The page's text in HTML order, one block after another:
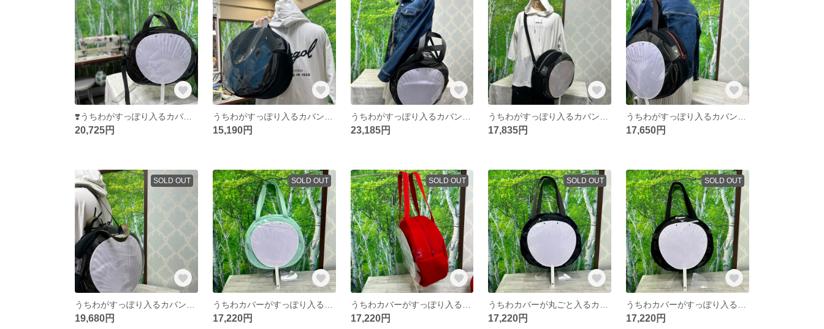
❣️うちわがすっぽり入るカバン❣️しもぶくれ❣️ショルダー型 持ち手35cmグレーファスナー スナップボタンアンティークゴールド（中央のみ）
20,725円 15,190円 23,185円 17,835円 17,650円
SOLD OUT
19,680円
SOLD OUT
17,220円
SOLD OUT
17,220円
SOLD OUT
17,220円
SOLD OUT
17,220円